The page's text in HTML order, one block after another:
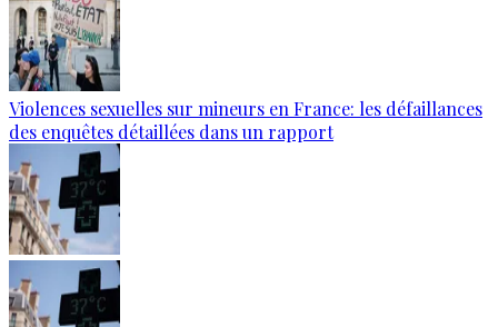
Violences sexuelles sur mineurs en France: les défaillances
des enquêtes détaillées dans un rapport